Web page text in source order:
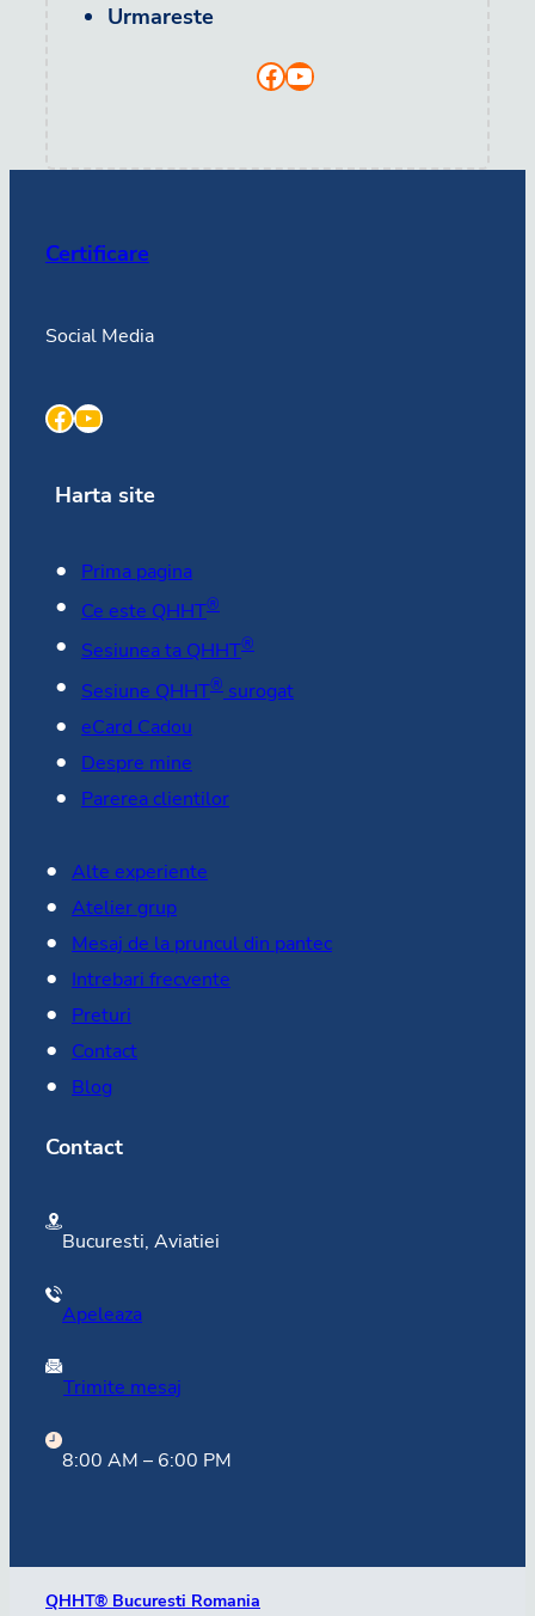
Urmareste
Facebook YouTube
Certificare
Social Media
Facebook YouTube
Harta site
Prima pagina
Ce este QHHT®
Sesiunea ta QHHT®
Sesiune QHHT® surogat
eCard Cadou
Despre mine
Parerea clientilor
Alte experiente
Atelier grup
Mesaj de la pruncul din pantec
Intrebari frecvente
Preturi
Contact
Blog
Contact
Bucuresti, Aviatiei
Apeleaza
Trimite mesaj
8:00 AM – 6:00 PM
QHHT® Bucuresti Romania